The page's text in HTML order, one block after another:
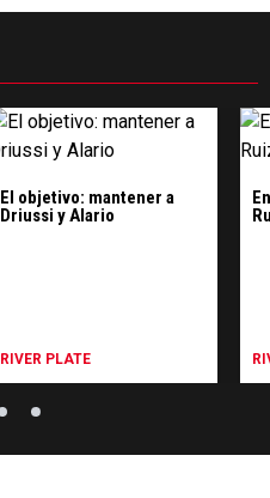
El objetivo: mantener a
Driussi y Alario
RIVER PLATE